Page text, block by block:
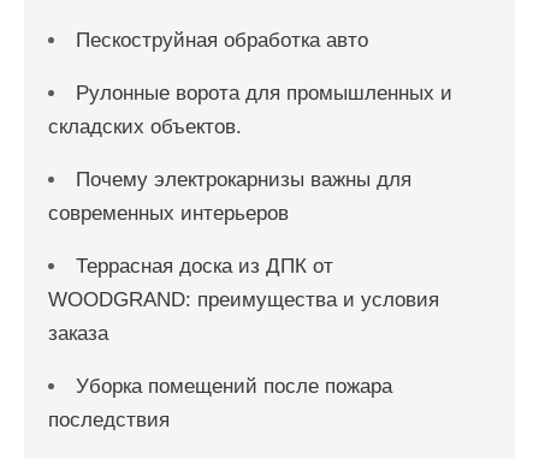
Пескоструйная обработка авто
Рулонные ворота для промышленных и
складских объектов.
Почему электрокарнизы важны для
современных интерьеров
Террасная доска из ДПК от
WOODGRAND: преимущества и условия
заказа
Уборка помещений после пожара
последствия